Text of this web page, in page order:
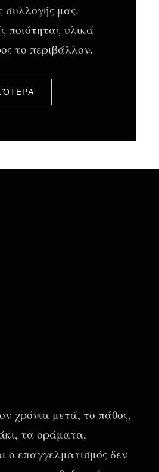
συλλογής μας.
ποιότητας υλικά
το περιβάλλον.
χρόνια μετά, το πάθος,
τα οράματα,
ο επαγγελματισμός δεν